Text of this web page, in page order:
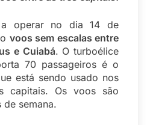
operar no dia 14 de
voos sem escalas entre
e Cuiabá. O turboélice
70 passageiros é o
está sendo usado nos
capitais. Os voos são
semana.